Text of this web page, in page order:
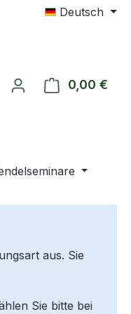
Deutsch
0,00 €
aus. Sie
Sie bitte bei